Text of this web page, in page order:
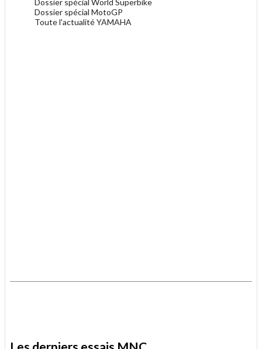
Dossier spécial World Superbike
Dossier spécial MotoGP
Toute l'actualité YAMAHA